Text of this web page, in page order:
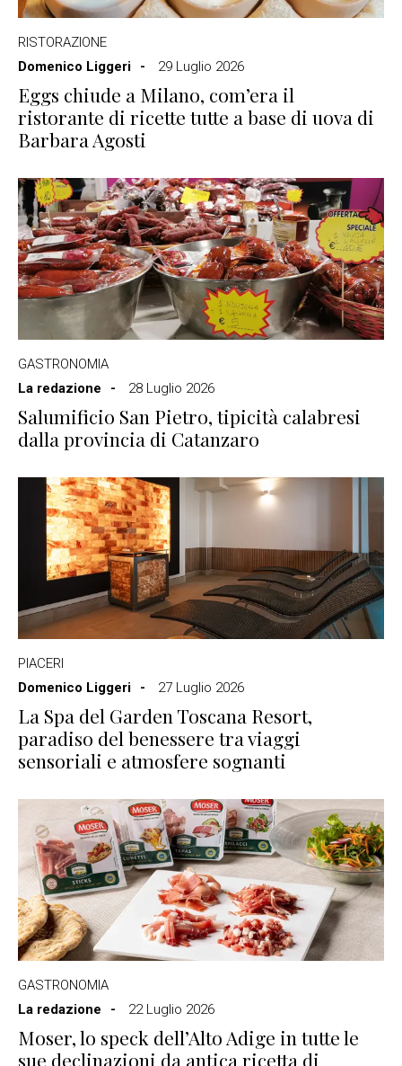
RISTORAZIONE
Domenico Liggeri
29 Luglio 2026
Eggs chiude a Milano, com’era il
ristorante di ricette tutte a base di uova di
Barbara Agosti
GASTRONOMIA
La redazione
28 Luglio 2026
Salumificio San Pietro, tipicità calabresi
dalla provincia di Catanzaro
PIACERI
Domenico Liggeri
27 Luglio 2026
La Spa del Garden Toscana Resort,
paradiso del benessere tra viaggi
sensoriali e atmosfere sognanti
GASTRONOMIA
La redazione
22 Luglio 2026
Moser, lo speck dell’Alto Adige in tutte le
sue declinazioni da antica ricetta di